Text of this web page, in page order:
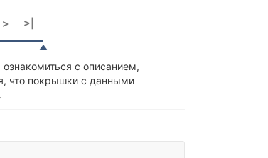
> >|
с описанием,
что покрышки с данными